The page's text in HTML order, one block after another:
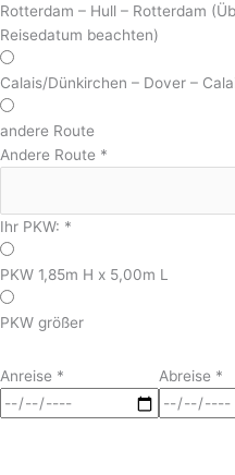
Rotterdam – Hull – Rotterdam
Reisedatum beachten)
Calais/Dünkirchen – Dover –
andere Route
Andere Route *
Ihr PKW: *
PKW 1,85m H x 5,00m L
PKW größer
Anreise * Abreise *